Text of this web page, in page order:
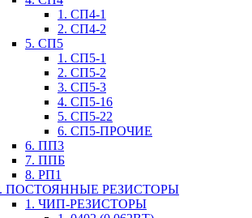
1. СП4-1
2. СП4-2
5. СП5
1. СП5-1
2. СП5-2
3. СП5-3
4. СП5-16
5. СП5-22
6. СП5-ПРОЧИЕ
6. ПП3
7. ППБ
8. РП1
ПОСТОЯННЫЕ РЕЗИСТОРЫ
1. ЧИП-РЕЗИСТОРЫ